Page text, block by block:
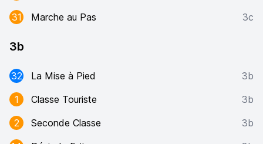
31
Marche au Pas 3c
3b
32 La Mise à Pied
3b
1
Classe Touriste
3b
2
Seconde Classe
3b